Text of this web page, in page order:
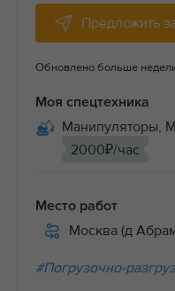
Предложить
Обновлено больше
Моя спецтехника
Манипуляторы,
2000₽/час
Место работ
Москва (д
#Погрузочно-